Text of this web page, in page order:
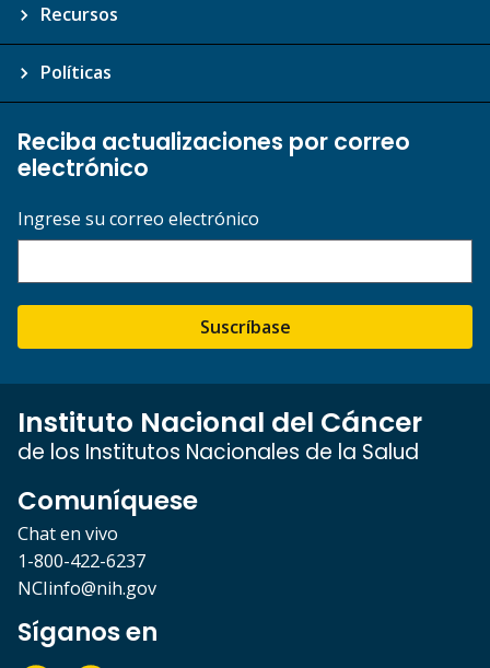
Recursos
Políticas
Reciba actualizaciones por correo
electrónico
Ingrese su correo electrónico
Suscríbase
Instituto Nacional del Cáncer
de los Institutos Nacionales de la Salud
Comuníquese
Chat en vivo
1-800-422-6237
NCIinfo@nih.gov
Síganos en